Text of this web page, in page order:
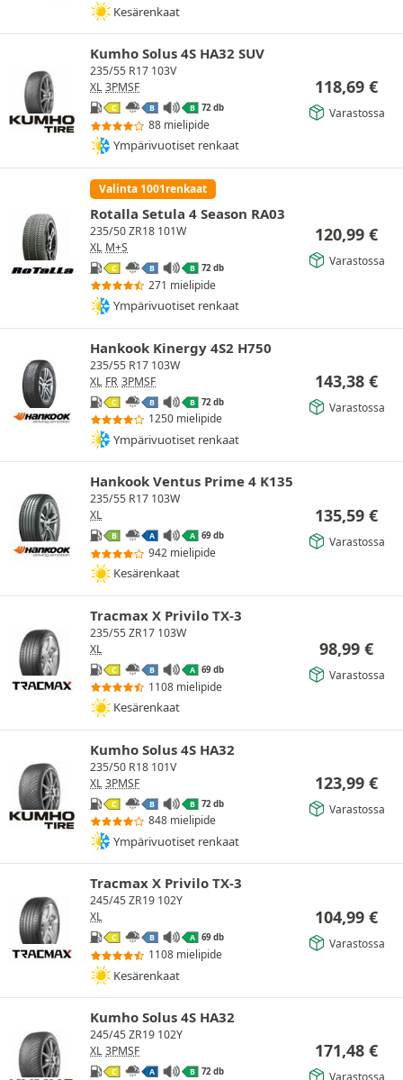
Kesärenkaat
Kumho Solus 4S HA32 SUV
235/55 R17 103V
XL 3PMSF
C B B 72 db
88 mielipide
Ympärivuotiset renkaat
118,69 €
Varastossa
Valinta 1001renkaat
Rotalla Setula 4 Season RA03
235/50 ZR18 101W
XL M+S
C B B 72 db
271 mielipide
Ympärivuotiset renkaat
120,99 €
Varastossa
Hankook Kinergy 4S2 H750
235/55 R17 103W
XL FR 3PMSF
C B B 72 db
1250 mielipide
Ympärivuotiset renkaat
143,38 €
Varastossa
Hankook Ventus Prime 4 K135
235/55 R17 103W
XL
B A A 69 db
942 mielipide
Kesärenkaat
135,59 €
Varastossa
Tracmax X Privilo TX-3
235/55 ZR17 103W
XL
C B A 69 db
1108 mielipide
Kesärenkaat
98,99 €
Varastossa
Kumho Solus 4S HA32
235/50 R18 101V
XL 3PMSF
C B B 72 db
848 mielipide
Ympärivuotiset renkaat
123,99 €
Varastossa
Tracmax X Privilo TX-3
245/45 ZR19 102Y
XL
C B A 69 db
1108 mielipide
Kesärenkaat
104,99 €
Varastossa
Kumho Solus 4S HA32
245/45 ZR19 102Y
XL 3PMSF
C A B 72 db
171,48 €
Varastossa